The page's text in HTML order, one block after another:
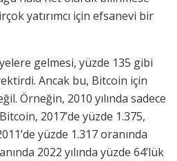
yatırımcı için efsanevi bir
gelmesi, yüzde 135 gibi
Ancak bu, Bitcoin için
Örneğin, 2010 yılında sadece
2017’de yüzde 1.375,
yüzde 1.317 oranında
2022 yılında yüzde 64’lük